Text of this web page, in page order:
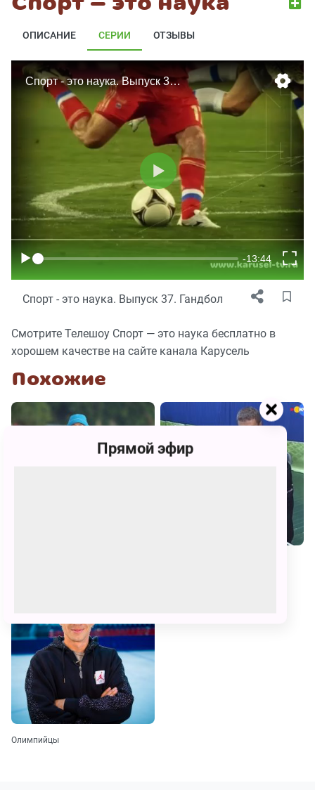
ОПИСАНИЕ СЕРИИ ОТЗЫВЫ
Спорт - это наука. Выпуск 37. Гандбол
Смотрите Телешоу Спорт — это наука бесплатно в
хорошем качестве на сайте канала Карусель
Похожие
Олимпийцы
Прямой эфир